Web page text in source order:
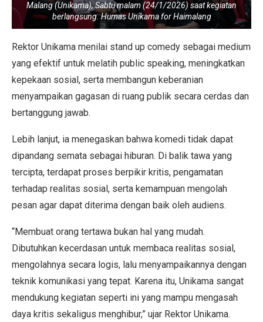
Malang (Unikama), Sabtu malam (24/1/2026) saat kegiatan
berlangsung. Humas Unikama for Haimalang
Rektor Unikama menilai stand up comedy sebagai medium
yang efektif untuk melatih public speaking, meningkatkan
kepekaan sosial, serta membangun keberanian
menyampaikan gagasan di ruang publik secara cerdas dan
bertanggung jawab.
Lebih lanjut, ia menegaskan bahwa komedi tidak dapat
dipandang semata sebagai hiburan. Di balik tawa yang
tercipta, terdapat proses berpikir kritis, pengamatan
terhadap realitas sosial, serta kemampuan mengolah
pesan agar dapat diterima dengan baik oleh audiens.
“Membuat orang tertawa bukan hal yang mudah.
Dibutuhkan kecerdasan untuk membaca realitas sosial,
mengolahnya secara logis, lalu menyampaikannya dengan
teknik komunikasi yang tepat. Karena itu, Unikama sangat
mendukung kegiatan seperti ini yang mampu mengasah
daya kritis sekaligus menghibur,” ujar Rektor Unikama.